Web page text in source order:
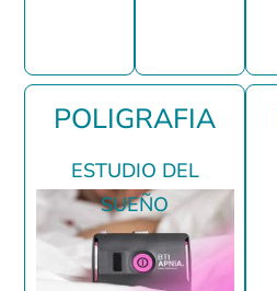
POLIGRAFIA
ESTUDIO DEL
SUEÑO